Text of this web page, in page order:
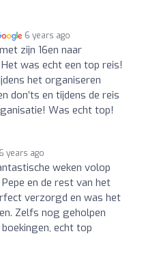
6 years ago
zijn 16en naar
was echt een top reis!
het organiseren
don’ts en tijdens de reis
Was echt top!
6 years ago
weken volop
en de rest van het
verzorgd en was het
Zelfs nog geholpen
echt top